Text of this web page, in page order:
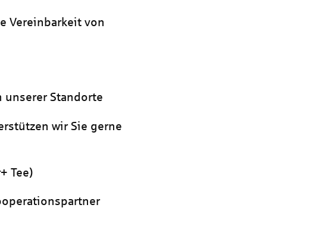
Vereinbarkeit von
unserer Standorte
wir Sie gerne
Tee)